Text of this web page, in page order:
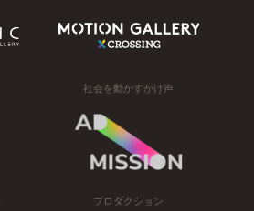
社会を動かすかけ声
プロダクション